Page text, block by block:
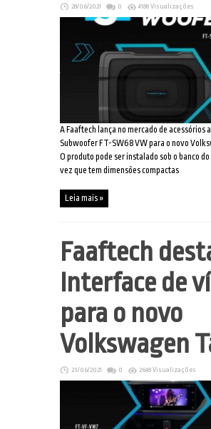
28/06/2021 0 4188 Visualizações
A Faaftech lança no mercado de acessórios
Subwoofer FT-SW68 VW para o novo
O produto pode ser instalado sob o banco
vez que tem dimensões compactas
Leia mais »
Faaftech
Interface de
para o novo
Volkswagen
23/06/2021 0 2648 Visualizações